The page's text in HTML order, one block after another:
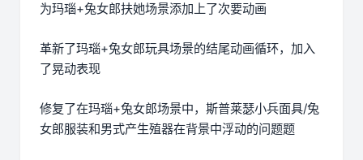
为玛瑙+兔女郎扶她场景添加上了次要动画
革新了玛瑙+兔女郎玩具场景的结尾动画循环，加入
了晃动表现
修复了在玛瑙+兔女郎场景中，斯普莱瑟小兵面具/兔
女郎服装和男式产生殖器在背景中浮动的问题题